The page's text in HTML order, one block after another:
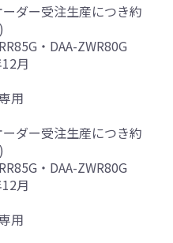
ダー受注生産につき約
・DAA-ZWR80G
月
用
ダー受注生産につき約
・DAA-ZWR80G
月
用